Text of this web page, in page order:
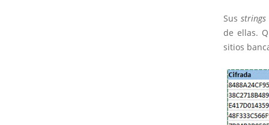
Sus strings
de ellas.
sitios